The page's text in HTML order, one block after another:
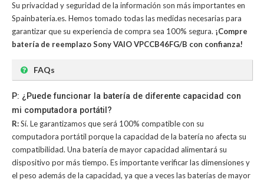
Su privacidad y seguridad de la información son más importantes en
Spainbateria.es. Hemos tomado todas las medidas necesarias para
garantizar que su experiencia de compra sea 100% segura. ¡Compre
batería de reemplazo Sony VAIO VPCCB46FG/B con confianza!
FAQs
P: ¿Puede funcionar la batería de diferente capacidad con
mi computadora portátil?
R:Sí. Le garantizamos que será 100% compatible con su
computadora portátil porque la capacidad de la batería no afecta su
compatibilidad. Una batería de mayor capacidad alimentará su
dispositivo por más tiempo. Es importante verificar las dimensiones y
el peso además de la capacidad, ya que a veces las baterías de mayor